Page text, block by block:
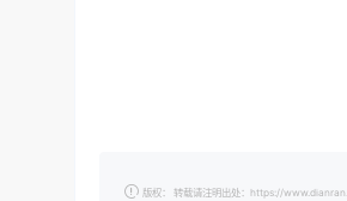
版权： 转载请注明出处：https://